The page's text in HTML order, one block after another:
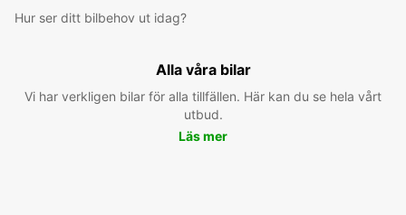
Hur ser ditt bilbehov ut idag?
Alla våra bilar
Vi har verkligen bilar för alla tillfällen. Här kan du se hela vårt
utbud.
Läs mer